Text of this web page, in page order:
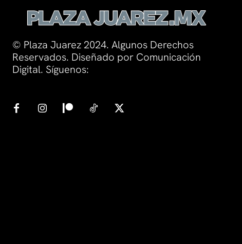
© Plaza Juarez 2024. Algunos Derechos
Reservados. Diseñado por Comunicación
Digital. Síguenos: